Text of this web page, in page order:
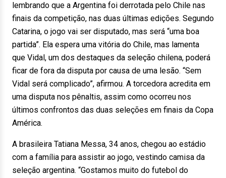
lembrando que a Argentina foi derrotada pelo Chile nas
finais da competição, nas duas últimas edições. Segundo
Catarina, o jogo vai ser disputado, mas será “uma boa
partida”. Ela espera uma vitória do Chile, mas lamenta
que Vidal, um dos destaques da seleção chilena, poderá
ficar de fora da disputa por causa de uma lesão. “Sem
Vidal será complicado”, afirmou. A torcedora acredita em
uma disputa nos pênaltis, assim como ocorreu nos
últimos confrontos das duas seleções em finais da Copa
América.
A brasileira Tatiana Messa, 34 anos, chegou ao estádio
com a família para assistir ao jogo, vestindo camisa da
seleção argentina. “Gostamos muito do futebol do